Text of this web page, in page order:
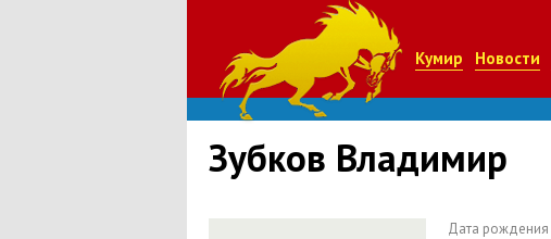
Кумир Новости
Зубков Владимир
Дата рождения